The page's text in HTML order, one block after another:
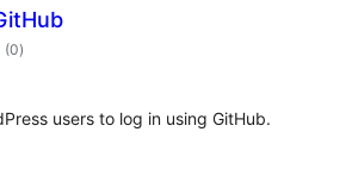
(0valoraciones
en
)
users to log in using GitHub.